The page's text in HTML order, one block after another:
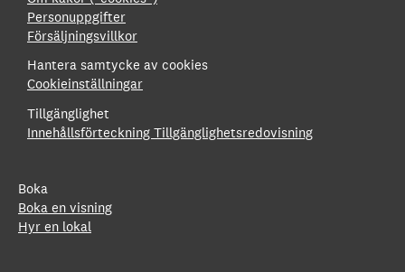
Personuppgifter
Försäljningsvillkor
Hantera samtycke av cookies
Cookieinställningar
Tillgänglighet
Innehållsförteckning Tillgänglighetsredovisning
Boka
Boka en visning
Hyr en lokal